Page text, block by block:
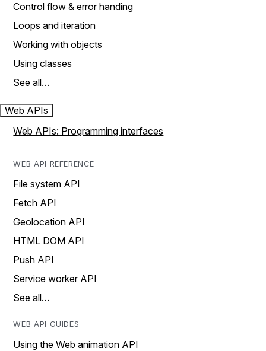
Control flow & error handing
Loops and iteration
Working with objects
Using classes
See all…
Web APIs
Web APIs: Programming interfaces
WEB API REFERENCE
File system API
Fetch API
Geolocation API
HTML DOM API
Push API
Service worker API
See all…
WEB API GUIDES
Using the Web animation API